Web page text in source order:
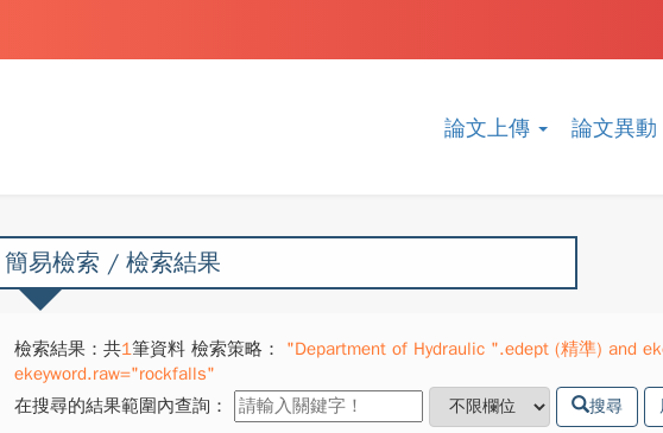
論文上傳 論文異動
簡易檢索 / 檢索結果
檢索結果：共1筆資料 檢索策略：
"Department of Hydraulic ".edept (精準) and
ekeyword.raw="rockfalls"
在搜尋的結果範圍內查詢：
搜尋